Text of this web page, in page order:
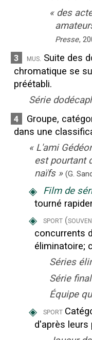
« des
Presse,
3 mus. Suite des
chromatique se
préétabli.
Série
4
Groupe,
dans une
« L'ami
est pourtant
naïfs » (G.
◈ Film de
tourné
◈ sport
concurrents
éliminatoire;
Séries
Série
Équipe
◈ sport
d'après